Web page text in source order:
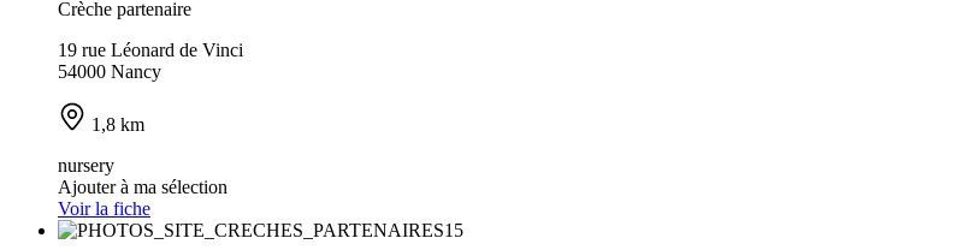
Crèche partenaire
19 rue Léonard de Vinci
54000 Nancy
1,8 km
nursery
Ajouter à ma sélection
Voir la fiche